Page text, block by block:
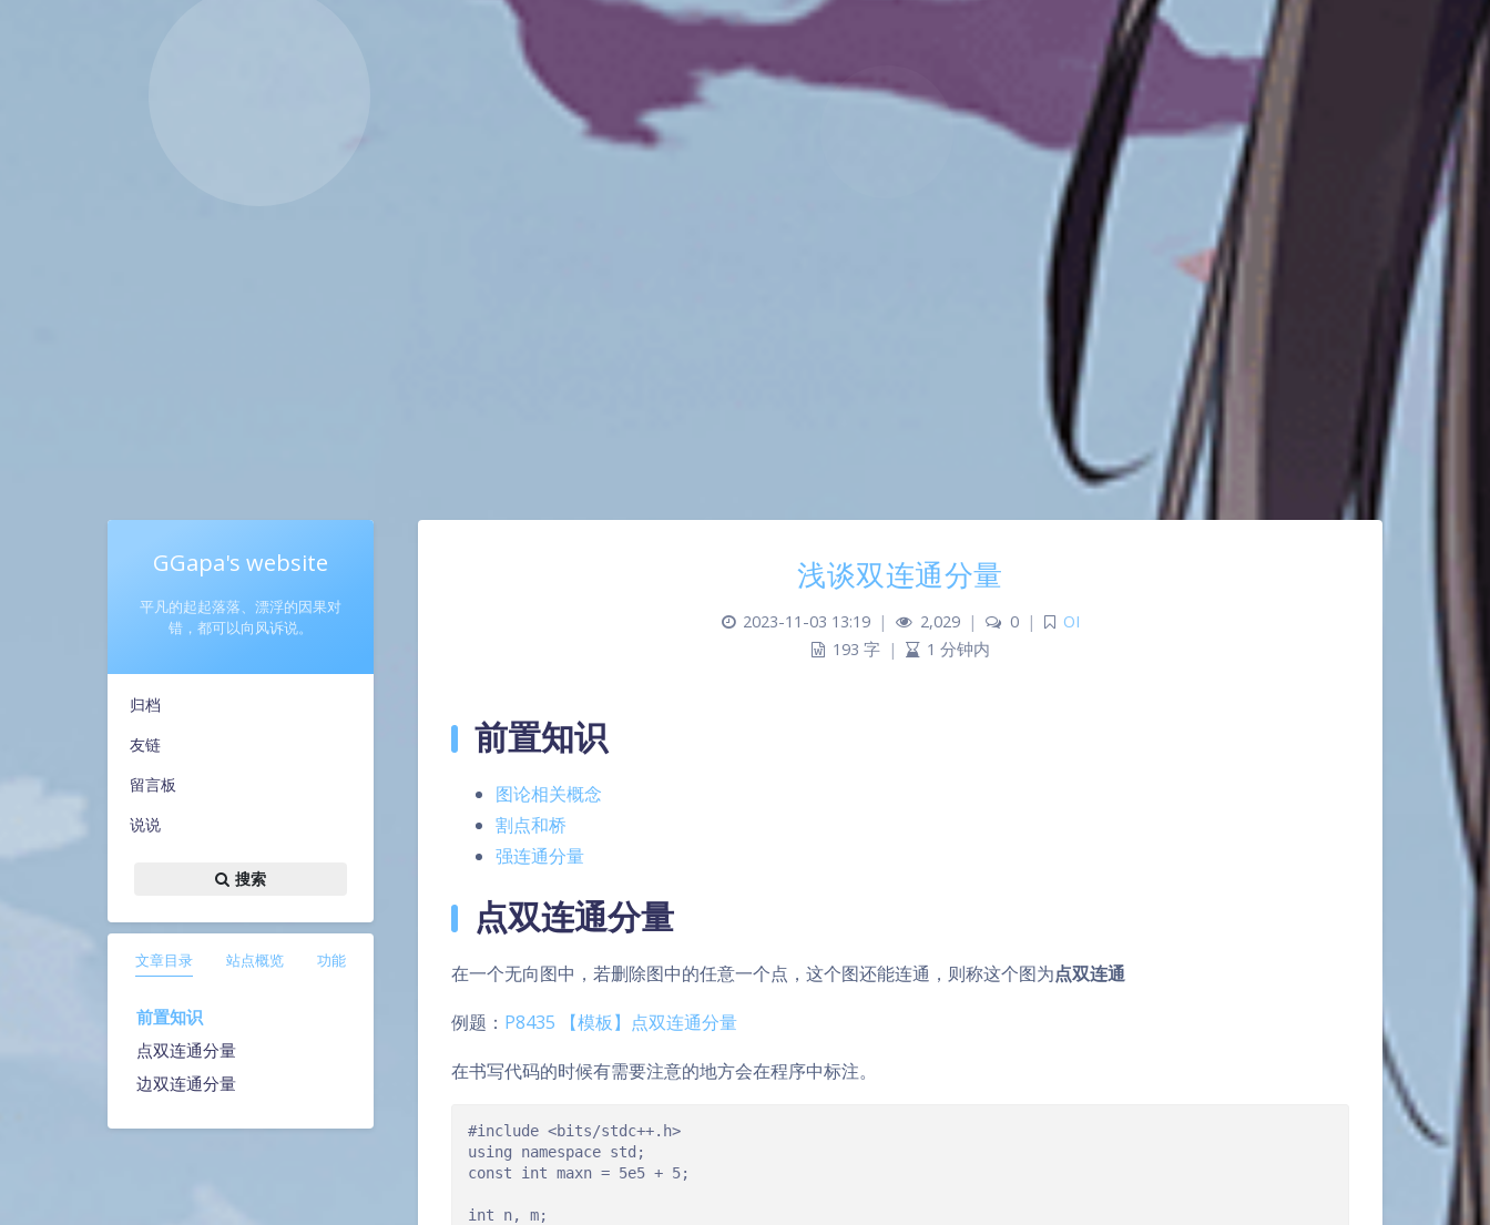
GGapa's website
平凡的起起落落、漂浮的因果对
错，都可以向风诉说。
归档
友链
留言板
说说
搜索
文章目录 站点概览 功能
前置知识
点双连通分量
边双连通分量
浅谈双连通分量
2023-11-03 13:19 | 2,029 | 0 |
OI
193 字
| 1 分钟内
前置知识
图论相关概念
割点和桥
强连通分量
点双连通分量
在一个无向图中，若删除图中的任意一个点，这个图还能连通，则称这个图为点双连通
例题： P8435 【模板】点双连通分量
在书写代码的时候有需要注意的地方会在程序中标注。
#include <bits/stdc++.h>
using namespace std;
const int maxn = 5e5 + 5;
int n, m;